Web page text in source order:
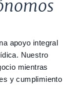
apoyo integral
Nuestro
mientras
y cumplimiento